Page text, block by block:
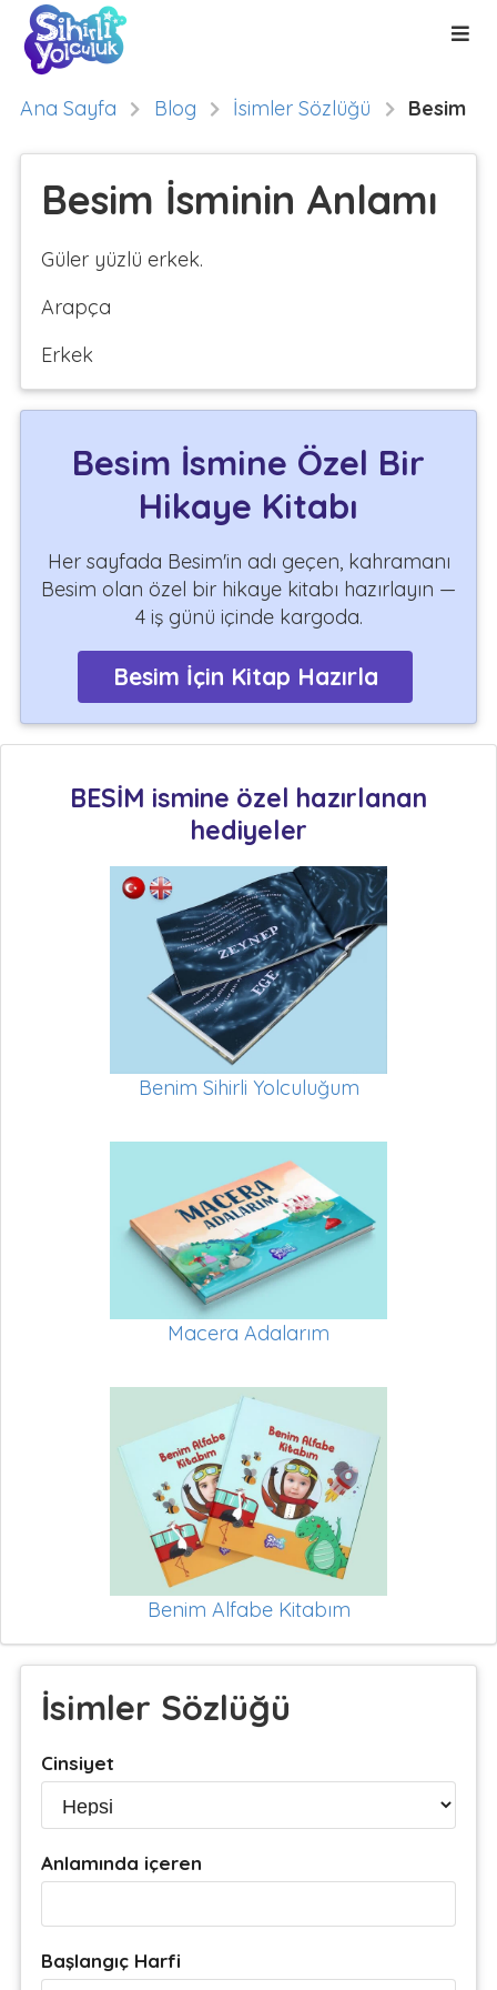
Ana Sayfa Blog İsimler Sözlüğü Besim
Besim İsminin Anlamı
Güler yüzlü erkek.
Arapça
Erkek
Besim İsmine Özel Bir
Hikaye Kitabı
Her sayfada Besim'in adı geçen, kahramanı
Besim olan özel bir hikaye kitabı hazırlayın —
4 iş günü içinde kargoda.
Besim İçin Kitap Hazırla
BESİM ismine özel hazırlanan
hediyeler
Benim Sihirli Yolculuğum
Macera Adalarım
Benim Alfabe Kitabım
İsimler Sözlüğü
Cinsiyet
Anlamında içeren
Başlangıç Harfi